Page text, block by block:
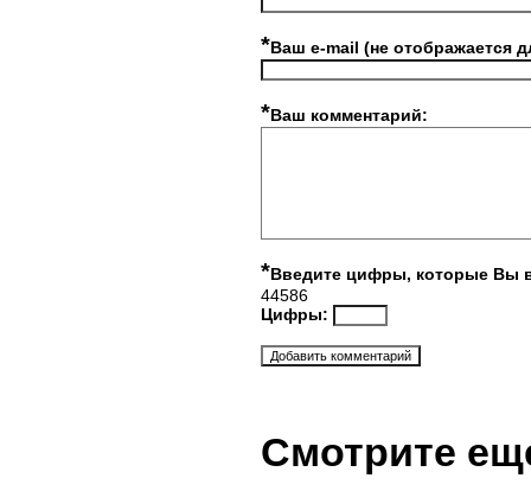
*Ваш e-mail (не отображается
*Ваш комментарий:
*Введите цифры, которые Вы
44586
Цифры:
Смотрите